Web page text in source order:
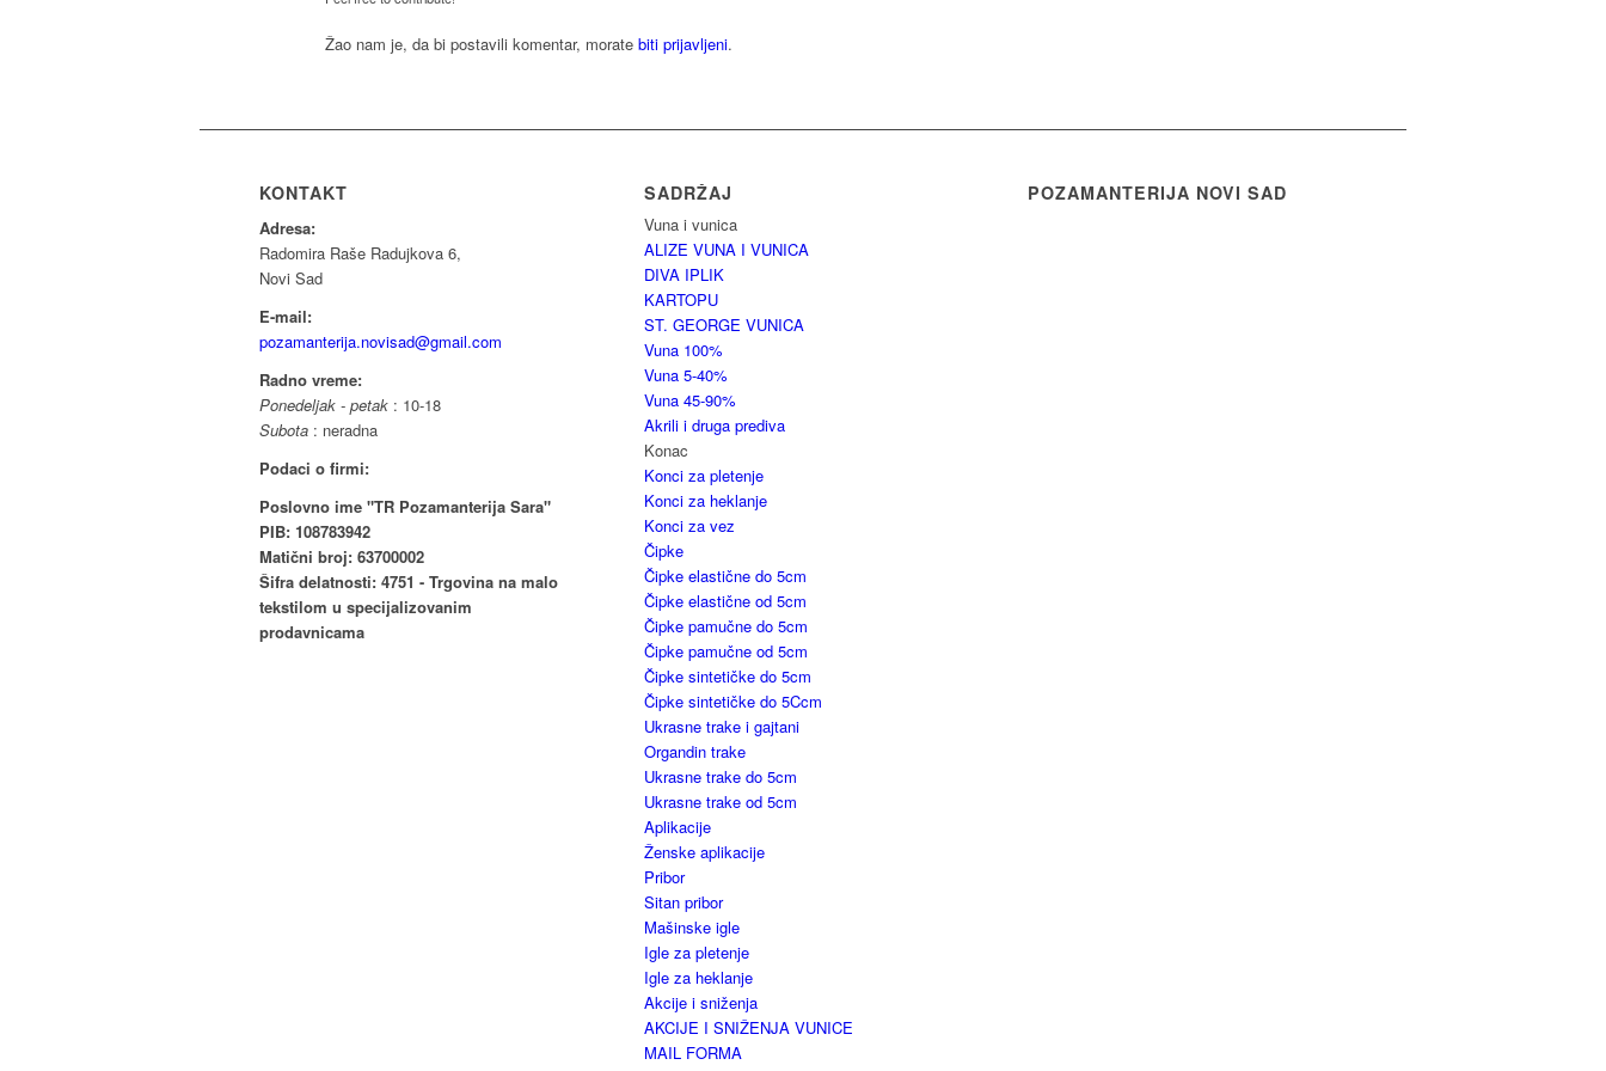
Žao nam je, da bi postavili komentar, morate biti prijavljeni.
KONTAKT
Adresa:
Radomira Raše Radujkova 6,
Novi Sad
E-mail:
pozamanterija.novisad@gmail.com
Radno vreme:
Ponedeljak - petak : 10-18
Subota : neradna
Podaci o firmi:
Poslovno ime "TR Pozamanterija Sara"
PIB: 108783942
Matični broj: 63700002
Šifra delatnosti: 4751 - Trgovina na malo
tekstilom u specijalizovanim
prodavnicama
SADRŽAJ
Vuna i vunica
ALIZE VUNA I VUNICA
DIVA IPLIK
KARTOPU
ST. GEORGE VUNICA
Vuna 100%
Vuna 5-40%
Vuna 45-90%
Akrili i druga prediva
Konac
Konci za pletenje
Konci za heklanje
Konci za vez
Čipke
Čipke elastične do 5cm
Čipke elastične od 5cm
Čipke pamučne do 5cm
Čipke pamučne od 5cm
Čipke sintetičke do 5cm
Čipke sintetičke do 5Ccm
Ukrasne trake i gajtani
Organdin trake
Ukrasne trake do 5cm
Ukrasne trake od 5cm
Aplikacije
Ženske aplikacije
Pribor
Sitan pribor
Mašinske igle
Igle za pletenje
Igle za heklanje
Akcije i sniženja
AKCIJE I SNIŽENJA VUNICE
MAIL FORMA
POZAMANTERIJA NOVI SAD